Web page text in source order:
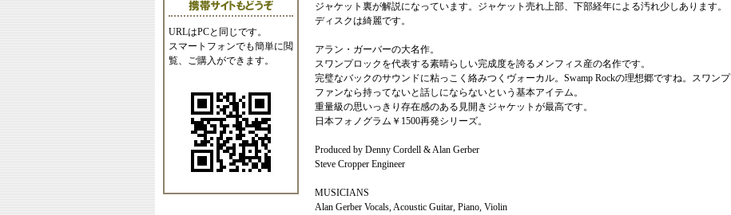
URLはPCと同じです。
スマートフォンでも簡単に閲
覧、ご購入ができます。
ジャケット裏が解説になっています。ジャケット売れ上部、下部経年による汚れ少しあります。
ディスクは綺麗です。
アラン・ガーバーの大名作。
スワンプロックを代表する素晴らしい完成度を誇るメンフィス産の名作です。
完璧なバックのサウンドに粘っこく絡みつくヴォーカル。Swamp Rockの理想郷ですね。スワンプ
ファンなら持ってないと話しにならないという基本アイテム。
重量級の思いっきり存在感のある見開きジャケットが最高です。
日本フォノグラム￥1500再発シリーズ。
Produced by Denny Cordell & Alan Gerber
Steve Cropper Engineer
MUSICIANS
Alan Gerber Vocals, Acoustic Guitar, Piano, Violin